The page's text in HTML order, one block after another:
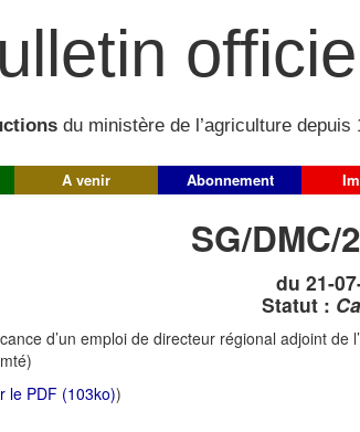
du ministère de l’agriculture depuis
A venir Abonnement
SG/DMC/
du 21-
Statut :
d’un emploi de directeur régional adjoint de
le PDF (103ko))